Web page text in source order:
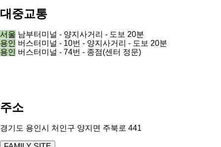
대중교통
서울 남부터미널 - 양지사거리 - 도보 20분
용인 버스터미널 - 10번 - 양지사거리 - 도보 20분
용인 버스터미널 - 74번 - 종점(센터 정문)
주소
경기도 용인시 처인구 양지면 주북로 441